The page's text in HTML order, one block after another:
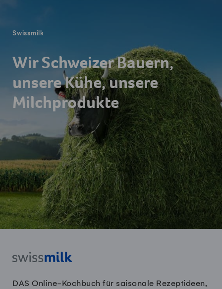
Swissmilk
Wir Schweizer Bauern,
unsere Kühe, unsere
Milchprodukte
DAS Online-Kochbuch für saisonale Rezeptideen,